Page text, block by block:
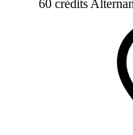
60 crédits